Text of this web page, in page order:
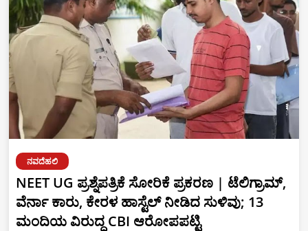
ನವದೆಹಲಿ
NEET UG ಪ್ರಶ್ನೆಪತ್ರಿಕೆ ಸೋರಿಕೆ ಪ್ರಕರಣ | ಟೆಲಿಗ್ರಾಮ್,
ವೆರ್ನಾ ಕಾರು, ಕೇರಳ ಹಾಸ್ಟೆಲ್ ನೀಡಿದ ಸುಳಿವು; 13
ಮಂದಿಯ ವಿರುದ್ಧ CBI ಆರೋಪಪಟ್ಟಿ